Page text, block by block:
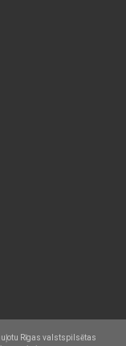
Rīgas valstspilsētas